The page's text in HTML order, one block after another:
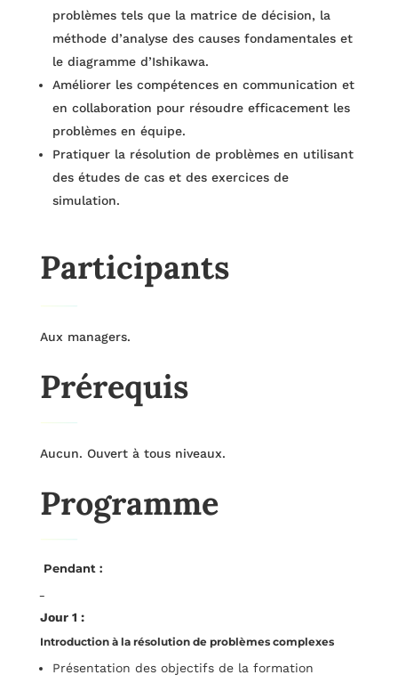
problèmes tels que la matrice de décision, la
méthode d’analyse des causes fondamentales et
le diagramme d’Ishikawa.
Améliorer les compétences en communication et
en collaboration pour résoudre efficacement les
problèmes en équipe.
Pratiquer la résolution de problèmes en utilisant
des études de cas et des exercices de
simulation.
Participants
Aux managers.
Prérequis
Aucun. Ouvert à tous niveaux.
Programme
Pendant :
Jour 1 :
Introduction à la résolution de problèmes complexes
Présentation des objectifs de la formation